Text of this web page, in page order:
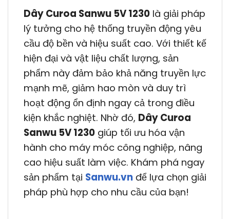
Dây Curoa Sanwu 5V 1230 là giải pháp
lý tưởng cho hệ thống truyền động yêu
cầu độ bền và hiệu suất cao. Với thiết kế
hiện đại và vật liệu chất lượng, sản
phẩm này đảm bảo khả năng truyền lực
mạnh mẽ, giảm hao mòn và duy trì
hoạt động ổn định ngay cả trong điều
kiện khắc nghiệt. Nhờ đó, Dây Curoa
Sanwu 5V 1230 giúp tối ưu hóa vận
hành cho máy móc công nghiệp, nâng
cao hiệu suất làm việc. Khám phá ngay
sản phẩm tại Sanwu.vn để lựa chọn giải
pháp phù hợp cho nhu cầu của bạn!